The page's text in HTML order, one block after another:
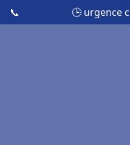
📞 🕒 urgence